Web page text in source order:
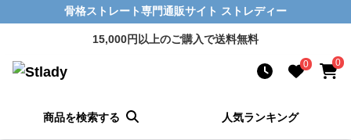
骨格ストレート専門通販サイト ストレディー
15,000円以上のご購入で送料無料
0 0
商品を検索する 人気ランキング